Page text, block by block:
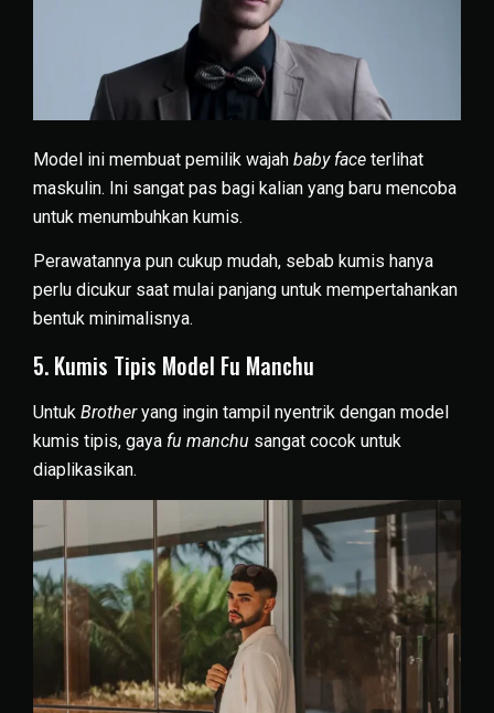
Model ini membuat pemilik wajah baby face terlihat
maskulin. Ini sangat pas bagi kalian yang baru mencoba
untuk menumbuhkan kumis.
Perawatannya pun cukup mudah, sebab kumis hanya
perlu dicukur saat mulai panjang untuk mempertahankan
bentuk minimalisnya.
5. Kumis Tipis Model Fu Manchu
Untuk Brotheryang ingin tampil nyentrik dengan model
kumis tipis, gaya fu manchu sangat cocok untuk
diaplikasikan.